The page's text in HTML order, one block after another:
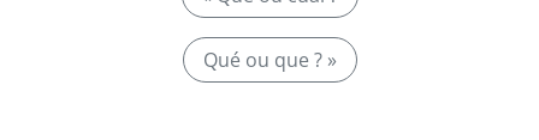
Qué ou que ? »